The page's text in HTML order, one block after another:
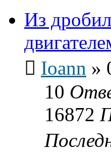
Из
Ioann »
10
16872